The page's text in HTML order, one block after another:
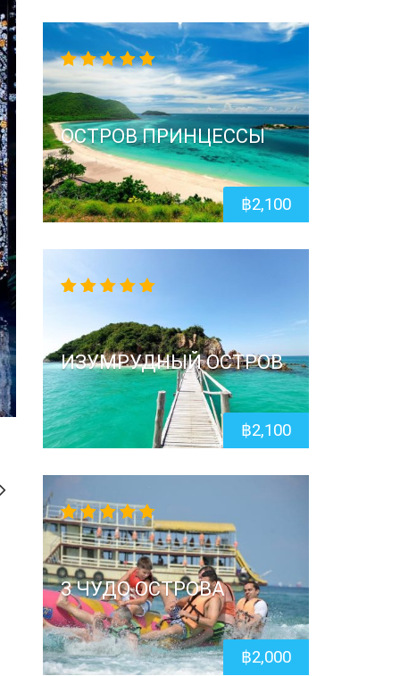
5.00
out
of 5
ОСТРОВ ПРИНЦЕССЫ
฿2,100
of 5
ИЗУМРУДНЫЙ ОСТРОВ
฿2,100
4.67out
of 5
3 ЧУДО ОСТРОВА
฿2,000